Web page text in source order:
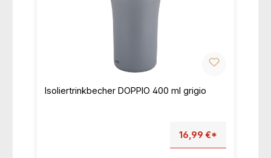
Isoliertrinkbecher DOPPIO 400 ml grigio
16,99 €*